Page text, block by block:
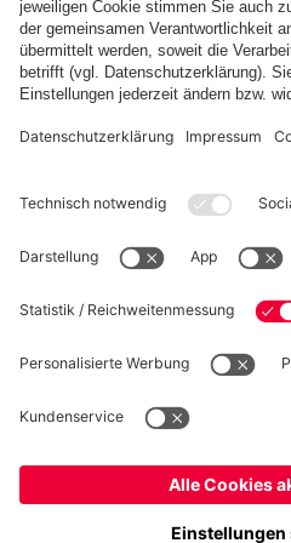
fcbayern.com Basketball
FC Bayern
Kinder- und Jugendschutz